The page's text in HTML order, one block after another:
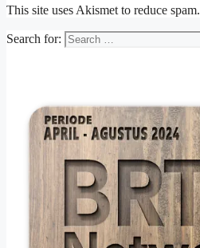
This site uses Akismet to reduce spam.
Search for: